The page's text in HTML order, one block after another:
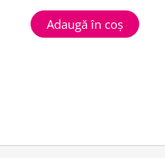
Adaugă în coș